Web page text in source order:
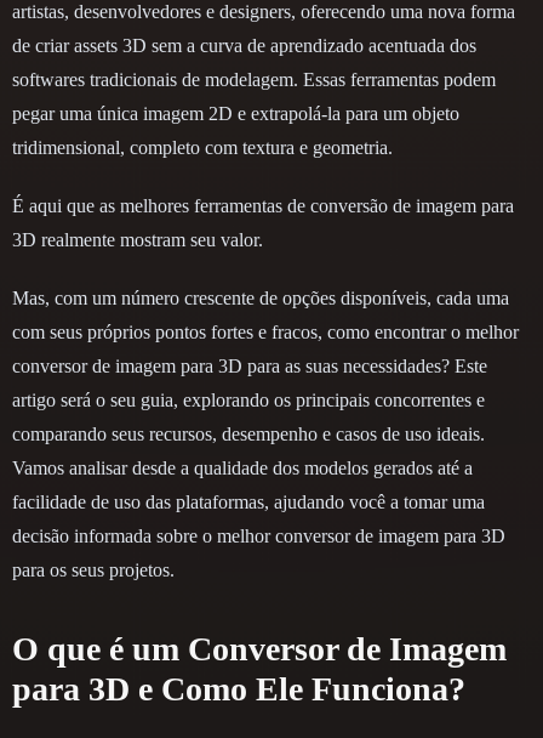
artistas, desenvolvedores e designers, oferecendo uma nova forma
de criar assets 3D sem a curva de aprendizado acentuada dos
softwares tradicionais de modelagem. Essas ferramentas podem
pegar uma única imagem 2D e extrapolá-la para um objeto
tridimensional, completo com textura e geometria.
É aqui que as melhores ferramentas de conversão de imagem para
3D realmente mostram seu valor.
Mas, com um número crescente de opções disponíveis, cada uma
com seus próprios pontos fortes e fracos, como encontrar o melhor
conversor de imagem para 3D para as suas necessidades? Este
artigo será o seu guia, explorando os principais concorrentes e
comparando seus recursos, desempenho e casos de uso ideais.
Vamos analisar desde a qualidade dos modelos gerados até a
facilidade de uso das plataformas, ajudando você a tomar uma
decisão informada sobre o melhor conversor de imagem para 3D
para os seus projetos.
O que é um Conversor de Imagem
para 3D e Como Ele Funciona?